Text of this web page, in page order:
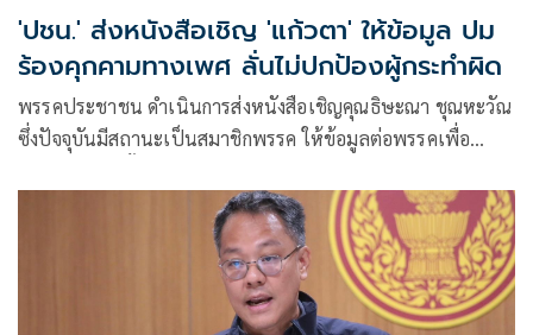
'ปชน.' ส่งหนังสือเชิญ 'แก้วตา' ให้ข้อมูล ปม
ร้องคุกคามทางเพศ ลั่นไม่ปกป้องผู้กระทำผิด
พรรคประชาชน ดำเนินการส่งหนังสือเชิญคุณธิษะณา ชุณหะวัณ
ซึ่งปัจจุบันมีสถานะเป็นสมาชิกพรรค ให้ข้อมูลต่อพรรคเพื่อ